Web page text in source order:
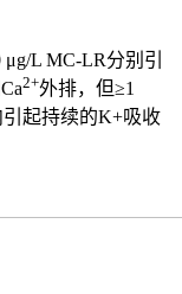
L MC-LR分别引
2+外排，但≥1
起持续的K+吸收